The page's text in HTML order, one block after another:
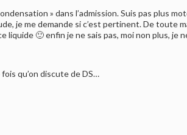
» dans l’admission. Suis pas plus
je me demande si c’est pertinent. De toute
liquide 🙂 enfin je ne sais pas, moi non plus, je
fois qu’on discute de DS…